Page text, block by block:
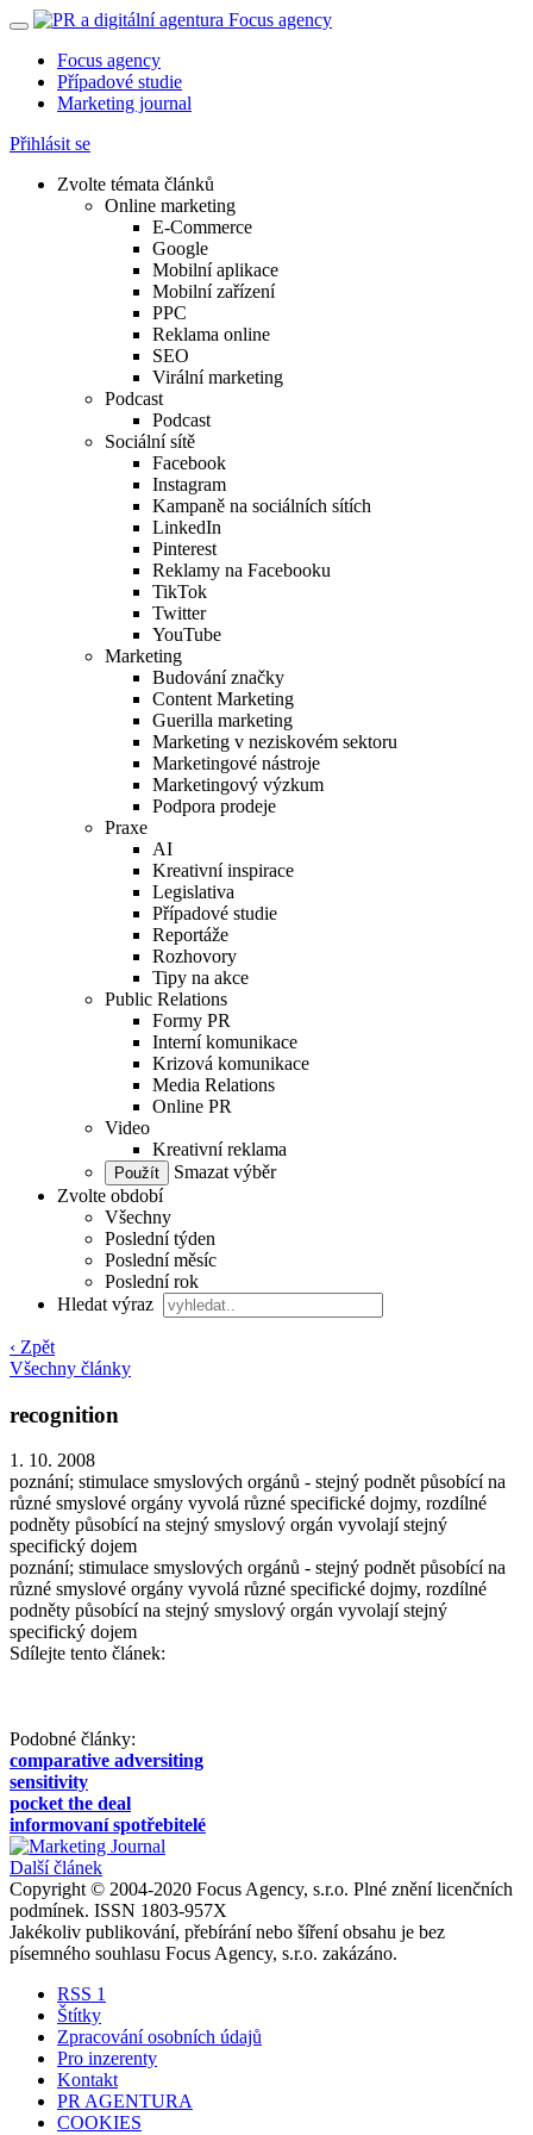
Focus agency
Případové studie
Marketing journal
Přihlásit se
Zvolte témata článků
Online marketing
E-Commerce
Google
Mobilní aplikace
Mobilní zařízení
PPC
Reklama online
SEO
Virální marketing
Podcast
Podcast
Sociální sítě
Facebook
Instagram
Kampaně na sociálních sítích
LinkedIn
Pinterest
Reklamy na Facebooku
TikTok
Twitter
YouTube
Marketing
Budování značky
Content Marketing
Guerilla marketing
Marketing v neziskovém sektoru
Marketingové nástroje
Marketingový výzkum
Podpora prodeje
Praxe
AI
Kreativní inspirace
Legislativa
Případové studie
Reportáže
Rozhovory
Tipy na akce
Public Relations
Formy PR
Interní komunikace
Krizová komunikace
Media Relations
Online PR
Video
Kreativní reklama
Smazat výběr
Zvolte období
Všechny
Poslední týden
Poslední měsíc
Poslední rok
Hledat výraz
‹ Zpět
Všechny články
recognition
1. 10. 2008
poznání; stimulace smyslových orgánů - stejný podnět působící na
různé smyslové orgány vyvolá různé specifické dojmy, rozdílné
podněty působící na stejný smyslový orgán vyvolají stejný
specifický dojem
poznání; stimulace smyslových orgánů - stejný podnět působící na
různé smyslové orgány vyvolá různé specifické dojmy, rozdílné
podněty působící na stejný smyslový orgán vyvolají stejný
specifický dojem
Sdílejte tento článek:
Podobné články:
comparative adversiting
sensitivity
pocket the deal
informovaní spotřebitelé
Další článek
Copyright © 2004-2020 Focus Agency, s.r.o. Plné znění licenčních
podmínek. ISSN 1803-957X
Jakékoliv publikování, přebírání nebo šíření obsahu je bez
písemného souhlasu Focus Agency, s.r.o. zakázáno.
RSS 1
Štítky
Zpracování osobních údajů
Pro inzerenty
Kontakt
PR AGENTURA
COOKIES